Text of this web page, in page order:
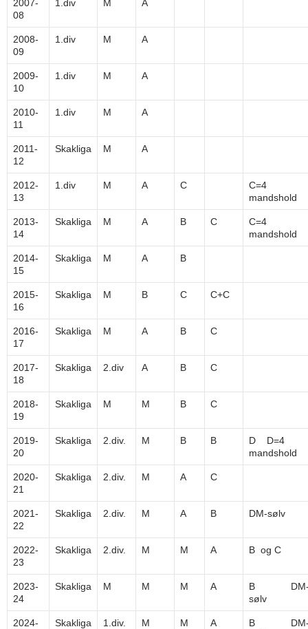
2007-
08
1.div M A
2008-
09
1.div M A
2009-
10
1.div M A
2010-
11
1.div M A
2011-
12
Skakliga M A
2012-
13
1.div M A C
C=4
mandshold
2013-
14
Skakliga M A B C
C=4
mandshold
2014-
15
Skakliga M A B
2015-
16
Skakliga M B C C+C
2016-
17
Skakliga M A B C
2017-
18
Skakliga 2.div A B C
2018-
19
Skakliga M M B C
2019-
20
Skakliga 2.div. M B B
D D=4
mandshold
2020-
21
Skakliga 2.div. M A C
2021-
22
Skakliga 2.div. M A B DM-sølv
2022-
23
Skakliga 2.div. M M A B og C
2023-
24
Skakliga M M M A
B
sølv
2024-
Skakliga 1.div. M M A
B